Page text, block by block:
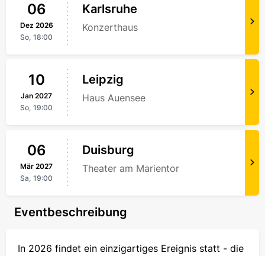
06
Dez 2026
So, 18:00
Karlsruhe
Konzerthaus
10
Jan 2027
So, 19:00
Leipzig
Haus Auensee
06
Mär 2027
Sa, 19:00
Duisburg
Theater am Marientor
Eventbeschreibung
In 2026 findet ein einzigartiges Ereignis statt - die